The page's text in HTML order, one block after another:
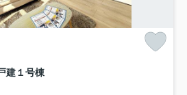
建１号棟